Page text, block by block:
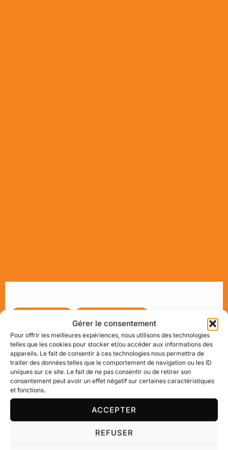
Gérer le consentement
Pour offrir les meilleures expériences, nous utilisons des technologies
telles que les cookies pour stocker et/ou accéder aux informations des
appareils. Le fait de consentir à ces technologies nous permettra de
traiter des données telles que le comportement de navigation ou les ID
uniques sur ce site. Le fait de ne pas consentir ou de retirer son
consentement peut avoir un effet négatif sur certaines caractéristiques
et fonctions.
ACCEPTER
REFUSER